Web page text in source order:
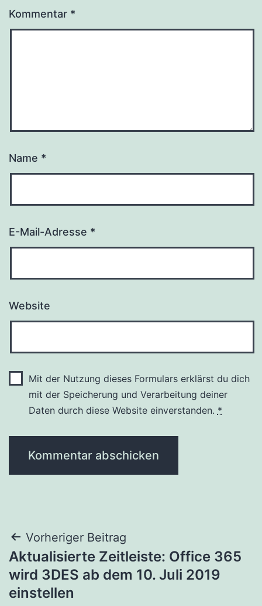
Kommentar *
Name *
E-Mail-Adresse *
Website
Mit der Nutzung dieses Formulars erklärst du dich
mit der Speicherung und Verarbeitung deiner
Daten durch diese Website einverstanden. *
Beitragsnavigation
Vorheriger Beitrag
Aktualisierte Zeitleiste: Office 365
wird 3DES ab dem 10. Juli 2019
einstellen